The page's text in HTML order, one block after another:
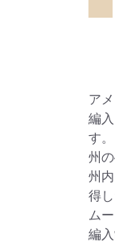
ア
編
す
州
州
得
ム
編